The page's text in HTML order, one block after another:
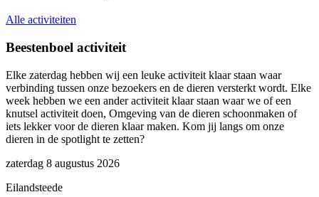
Alle activiteiten
Beestenboel activiteit
Elke zaterdag hebben wij een leuke activiteit klaar staan waar
verbinding tussen onze bezoekers en de dieren versterkt wordt. Elke
week hebben we een ander activiteit klaar staan waar we of een
knutsel activiteit doen, Omgeving van de dieren schoonmaken of
iets lekker voor de dieren klaar maken. Kom jij langs om onze
dieren in de spotlight te zetten?
zaterdag 8 augustus 2026
Eilandsteede